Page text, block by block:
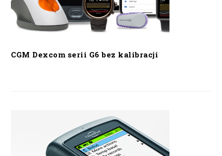
CGM Dexcom serii G6 bez kalibracji